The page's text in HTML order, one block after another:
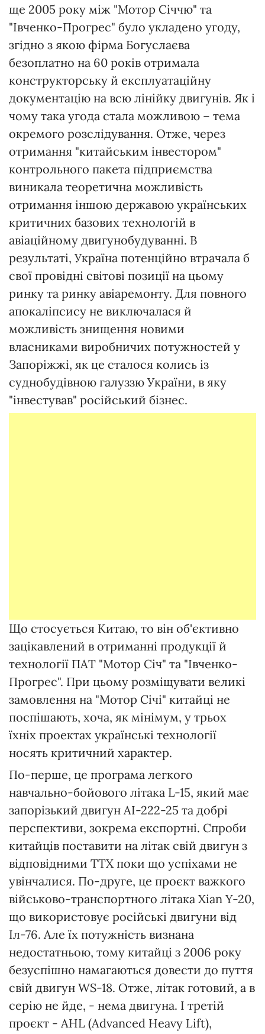
ще 2005 року між "Мотор Січчю" та
"Івченко-Прогрес" було укладено угоду,
згідно з якою фірма Богуслаєва
безоплатно на 60 років отримала
конструкторську й експлуатаційну
документацію на всю лінійку двигунів. Як і
чому така угода стала можливою – тема
окремого розслідування. Отже, через
отримання "китайським інвестором"
контрольного пакета підприємства
виникала теоретична можливість
отримання іншою державою українських
критичних базових технологій в
авіаційному двигунобудуванні. В
результаті, Україна потенційно втрачала б
свої провідні світові позиції на цьому
ринку та ринку авіаремонту. Для повного
апокаліпсису не виключалася й
можливість знищення новими
власниками виробничих потужностей у
Запоріжжі, як це сталося колись із
суднобудівною галуззю України, в яку
"інвестував" російський бізнес.
Що стосується Китаю, то він об'єктивно
зацікавлений в отриманні продукції й
технології ПАТ "Мотор Січ" та "Івченко-
Прогрес". При цьому розміщувати великі
замовлення на "Мотор Січі" китайці не
поспішають, хоча, як мінімум, у трьох
їхніх проектах українські технології
носять критичний характер.
По-перше, це програма легкого
навчально-бойового літака L-15, який має
запорізький двигун АІ-222-25 та добрі
перспективи, зокрема експортні. Спроби
китайців поставити на літак свій двигун з
відповідними ТТХ поки що успіхами не
увінчалися. По-друге, це проєкт важкого
військово-транспортного літака Xian Y-20,
що використовує російські двигуни від
Іл-76. Але їх потужність визнана
недостатньою, тому китайці з 2006 року
безуспішно намагаються довести до пуття
свій двигун WS-18. Отже, літак готовий, а в
серію не йде, - нема двигуна. І третій
проєкт - AHL (Advanced Heavy Lift),